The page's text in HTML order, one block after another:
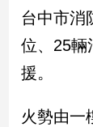
政
治
焦
品
點
台中市消
位、25輛
援。
火勢由一